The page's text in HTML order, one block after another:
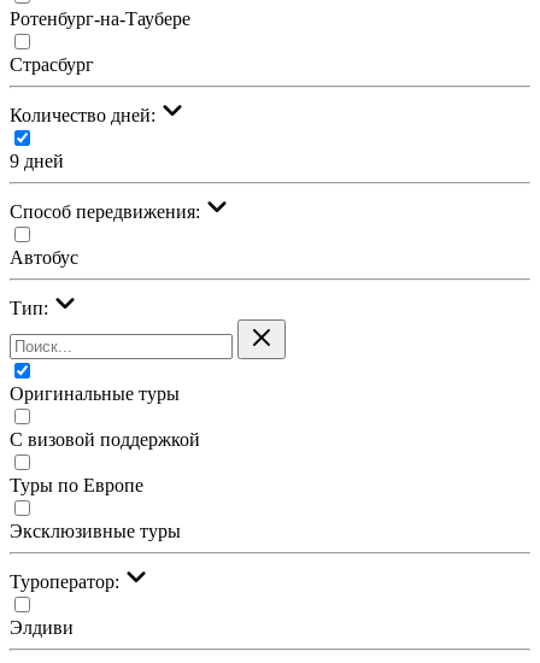
Ротенбург-на-Таубере
Страсбург
Количество дней:
9 дней
Cпособ передвижения:
Автобус
Тип:
Оригинальные туры
С визовой поддержкой
Туры по Европе
Эксклюзивные туры
Туроператор:
Элдиви